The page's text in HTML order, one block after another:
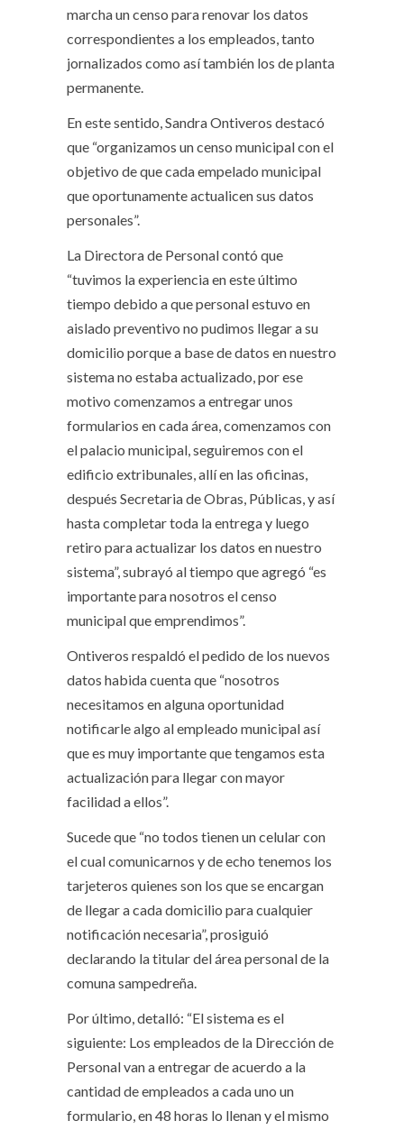
marcha un censo para renovar los datos
correspondientes a los empleados, tanto
jornalizados como así también los de planta
permanente.
En este sentido, Sandra Ontiveros destacó
que “organizamos un censo municipal con el
objetivo de que cada empelado municipal
que oportunamente actualicen sus datos
personales”.
La Directora de Personal contó que
“tuvimos la experiencia en este último
tiempo debido a que personal estuvo en
aislado preventivo no pudimos llegar a su
domicilio porque a base de datos en nuestro
sistema no estaba actualizado, por ese
motivo comenzamos a entregar unos
formularios en cada área, comenzamos con
el palacio municipal, seguiremos con el
edificio extribunales, allí en las oficinas,
después Secretaria de Obras, Públicas, y así
hasta completar toda la entrega y luego
retiro para actualizar los datos en nuestro
sistema”, subrayó al tiempo que agregó “es
importante para nosotros el censo
municipal que emprendimos”.
Ontiveros respaldó el pedido de los nuevos
datos habida cuenta que “nosotros
necesitamos en alguna oportunidad
notificarle algo al empleado municipal así
que es muy importante que tengamos esta
actualización para llegar con mayor
facilidad a ellos”.
Sucede que “no todos tienen un celular con
el cual comunicarnos y de echo tenemos los
tarjeteros quienes son los que se encargan
de llegar a cada domicilio para cualquier
notificación necesaria”, prosiguió
declarando la titular del área personal de la
comuna sampedreña.
Por último, detalló: “El sistema es el
siguiente: Los empleados de la Dirección de
Personal van a entregar de acuerdo a la
cantidad de empleados a cada uno un
formulario, en 48 horas lo llenan y el mismo